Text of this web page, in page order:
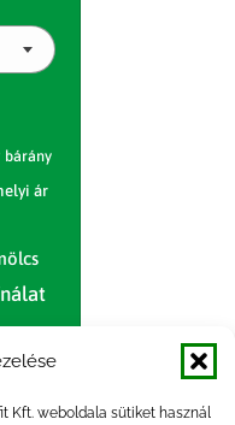
Kft. weboldala sütiket használ
bárány
ár